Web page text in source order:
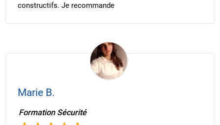
constructifs. Je recommande
Marie B.
Formation Sécurité